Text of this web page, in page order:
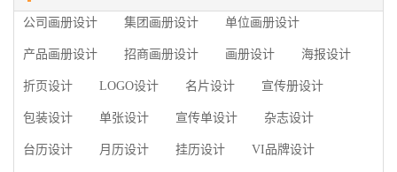
个成功的高档产品画册设计，能够将一个公司的企业
公司画册设计 集团画册设计 单位画册设计
产品画册设计 招商画册设计 画册设计 海报设计
折页设计 LOGO设计 名片设计 宣传册设计
包装设计 单张设计 宣传单设计 杂志设计
台历设计 月历设计 挂历设计 VI品牌设计